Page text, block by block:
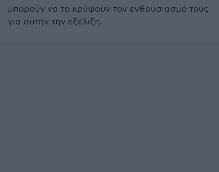
μπορούν να το κρύψουν τον ενθουσιασμό τους
για αυτήν την εξέλιξη.